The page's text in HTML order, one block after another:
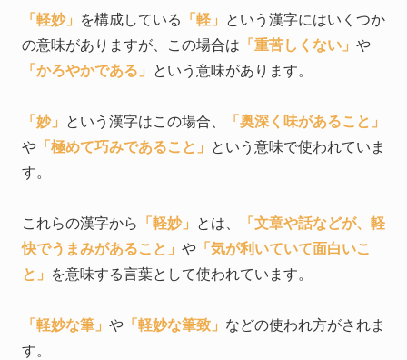
「軽妙」 を構成している 「軽」
という漢字にはいくつか
の意味がありますが、この場合は 「重苦しくない」 や
「かろやかである」
という意味があります。
「妙」 という漢字はこの場合、
「奥深く味があること」
や 「極めて巧みであること」
という意味で使われていま
す。
これらの漢字から 「軽妙」 とは、
「文章や話などが、軽
快でうまみがあること」 や 「気が利いていて面白いこ
と」
を意味する言葉として使われています。
「軽妙な筆」 や 「軽妙な筆致」 などの使われ方がされま
す。